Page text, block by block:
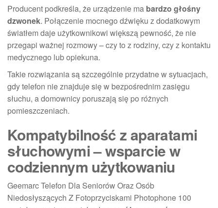
Producent podkreśla, że urządzenie ma bardzo głośny
dzwonek. Połączenie mocnego dźwięku z dodatkowym
światłem daje użytkownikowi większą pewność, że nie
przegapi ważnej rozmowy – czy to z rodziny, czy z kontaktu
medycznego lub opiekuna.
Takie rozwiązania są szczególnie przydatne w sytuacjach,
gdy telefon nie znajduje się w bezpośrednim zasięgu
słuchu, a domownicy poruszają się po różnych
pomieszczeniach.
Kompatybilność z aparatami
słuchowymi – wsparcie w
codziennym użytkowaniu
Geemarc Telefon Dla Seniorów Oraz Osób
Niedosłyszących Z Fotoprzyciskami Photophone 100